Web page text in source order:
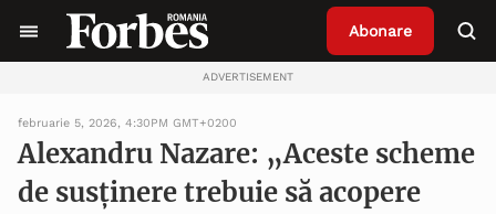
Abonare
ADVERTISEMENT
februarie 5, 2026, 4:30PM GMT+0200
Alexandru Nazare: „Aceste scheme
de susținere trebuie să acopere